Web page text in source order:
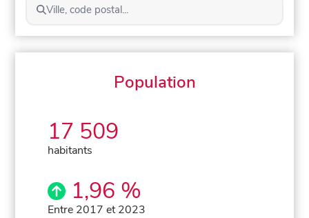
Ville, code postal...
Population
17 509
habitants
1,96 %
Entre 2017 et 2023